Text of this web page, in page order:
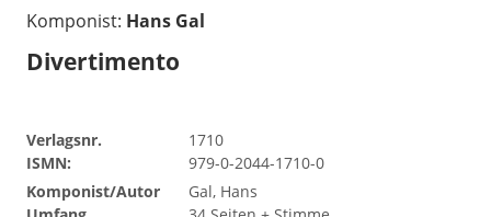
Komponist: Hans Gal
Divertimento
Verlagsnr.
1710
ISMN:
979-0-2044-1710-0
Komponist/Autor
Gal, Hans